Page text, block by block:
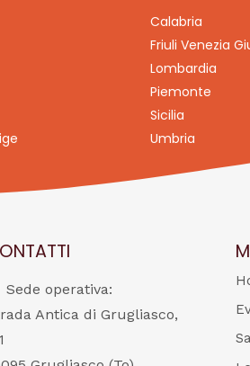
Calabria
Friuli Venezia
Lombardia
Piemonte
Sicilia
Umbria
Sede operativa:
Antica di Grugliasco,